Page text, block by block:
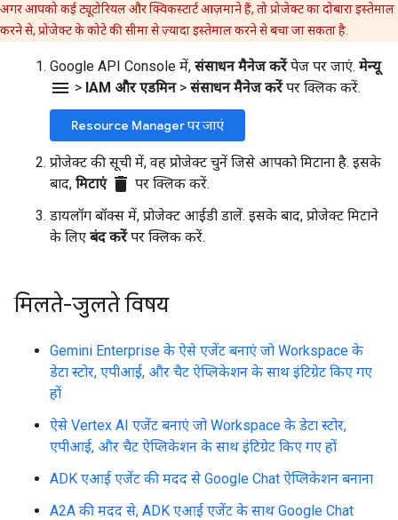
अगर आपको कई ट्यूटोरियल और क्विकस्टार्ट आज़माने हैं, तो प्रोजेक्ट का दोबारा इस्तेमाल
करने से, प्रोजेक्ट के कोटे की सीमा से ज़्यादा इस्तेमाल करने से बचा जा सकता है.
Google API Console में, संसाधन मैनेज करेंपेज पर जाएं. मेन्यू
menu > IAM और एडमिन > संसाधन मैनेज करेंपर क्लिक करें.
Resource Manager पर जाएं
प्रोजेक्ट की सूची में, वह प्रोजेक्ट चुनें जिसे आपको मिटाना है. इसके
बाद, मिटाएं delete पर क्लिक करें.
डायलॉग बॉक्स में, प्रोजेक्ट आईडी डालें. इसके बाद, प्रोजेक्ट मिटाने
के लिए बंद करेंपर क्लिक करें.
मिलते-जुलते विषय
Gemini Enterprise के ऐसे एजेंट बनाएं जो Workspace के
डेटा स्टोर, एपीआई, और चैट ऐप्लिकेशन के साथ इंटिग्रेट किए गए
हों
ऐसे Vertex AI एजेंट बनाएं जो Workspace के डेटा स्टोर,
एपीआई, और चैट ऐप्लिकेशन के साथ इंटिग्रेट किए गए हों
ADK एआई एजेंट की मदद से Google Chat ऐप्लिकेशन बनाना
A2A की मदद से, ADK एआई एजेंट के साथ Google Chat